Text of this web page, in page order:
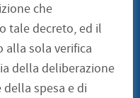
che
tale decreto, ed il
alla sola verifica
della deliberazione
spesa e di